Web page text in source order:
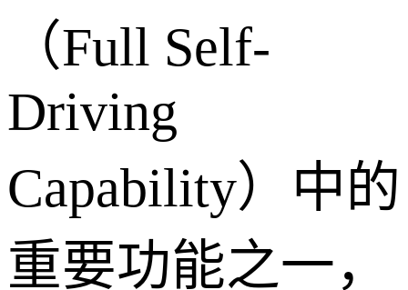
（Full Self-
Driving
Capability）中的
重要功能之一，